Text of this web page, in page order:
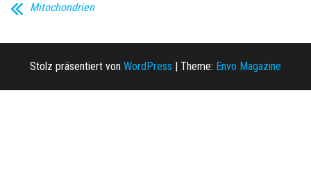
Mitochondrien
Stolz präsentiert von WordPress | Theme: Envo Magazine